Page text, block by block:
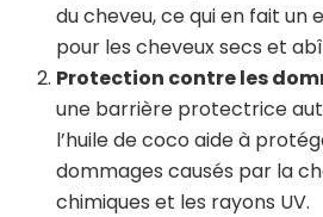
du cheveu, ce qui en fait
pour les cheveux secs et
Protection contre les
une barrière protectrice
l’huile de coco aide à
dommages causés par la
chimiques et les rayons UV.